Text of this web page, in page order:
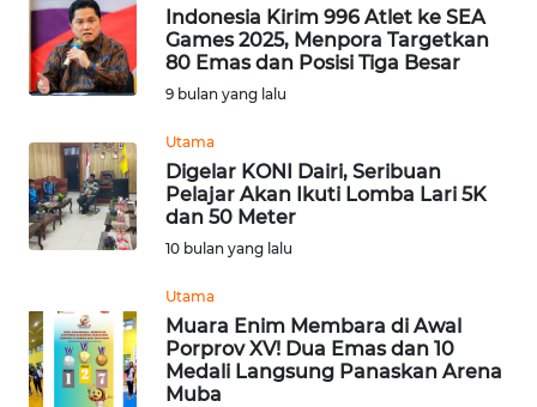
Indonesia Kirim 996 Atlet ke SEA
Games 2025, Menpora Targetkan
80 Emas dan Posisi Tiga Besar
9 bulan yang lalu
Utama
Digelar KONI Dairi, Seribuan
Pelajar Akan Ikuti Lomba Lari 5K
dan 50 Meter
10 bulan yang lalu
Utama
Muara Enim Membara di Awal
Porprov XV! Dua Emas dan 10
Medali Langsung Panaskan Arena
Muba
WN
NIAS
LANGKAT
WN
TAPANULI
WN
TANJUNG
LESUNG